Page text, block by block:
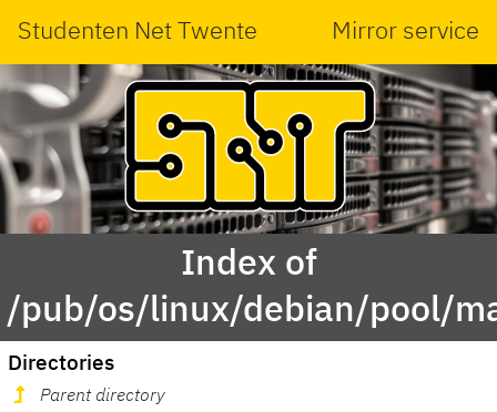
Studenten Net Twente Mirror service
Index of
/pub/os/linux/debian/pool/
Directories
Parent directory